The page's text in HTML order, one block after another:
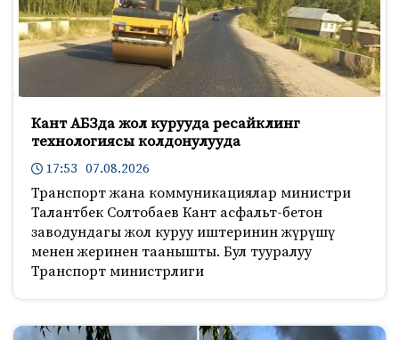
Кант АБЗда жол курууда ресайклинг
технологиясы колдонулууда
17:53 07.08.2026
Транспорт жана коммуникациялар министри
Талантбек Солтобаев Кант асфальт-бетон
заводундагы жол куруу иштеринин жүрүшү
менен жеринен таанышты. Бул тууралуу
Транспорт министрлиги